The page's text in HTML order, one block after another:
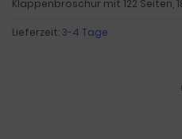
Klappenbroschur mit 122 Seiten,
Lieferzeit:3-4 Tage